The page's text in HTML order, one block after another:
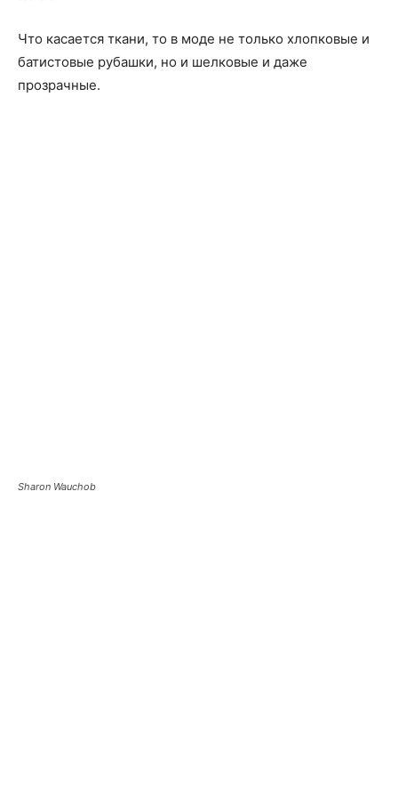
Что касается ткани, то в моде не только хлопковые и
батистовые рубашки, но и шелковые и даже
прозрачные.
Sharon Wauchob